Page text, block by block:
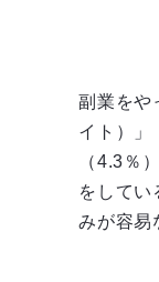
副業をや
イト）」
（4.3％
をしてい
みが容易